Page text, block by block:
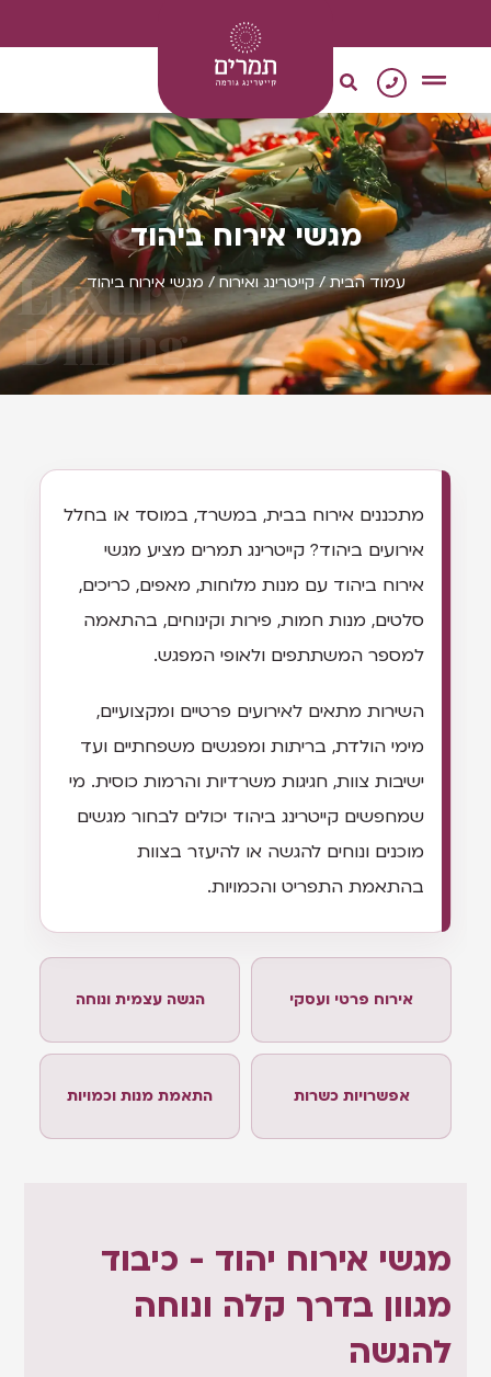
מגשי אירוח ביהוד
Luxury
Dining
עמוד הבית / קייטרינג ואירוח/ מגשי אירוח ביהוד
מתכננים אירוח בבית, במשרד, במוסד או בחלל
אירועים ביהוד? קייטרינג תמרים מציע מגשי
אירוח ביהוד עם מנות מלוחות, מאפים, כריכים,
סלטים, מנות חמות, פירות וקינוחים, בהתאמה
למספר המשתתפים ולאופי המפגש.
השירות מתאים לאירועים פרטיים ומקצועיים,
מימי הולדת, בריתות ומפגשים משפחתיים ועד
ישיבות צוות, חגיגות משרדיות והרמות כוסית. מי
שמחפשים קייטרינג ביהוד יכולים לבחור מגשים
מוכנים ונוחים להגשה או להיעזר בצוות
בהתאמת התפריט והכמויות.
אירוח פרטי ועסקי הגשה עצמית ונוחה
אפשרויות כשרות התאמת מנות וכמויות
מגשי אירוח יהוד - כיבוד
מגוון בדרך קלה ונוחה
להגשה